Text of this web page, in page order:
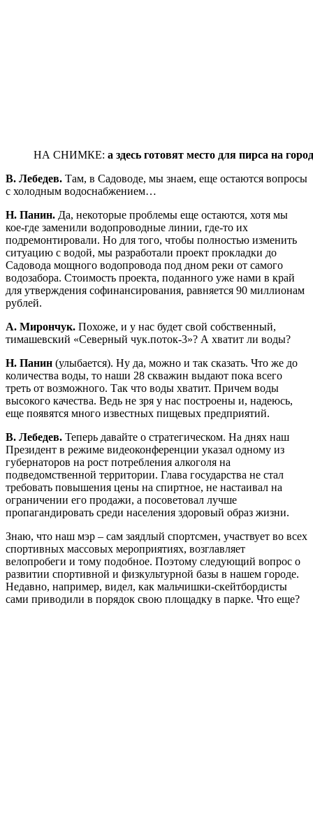
НА СНИМКЕ: а здесь готовят место для пирса на
В. Лебедев. Там, в Садоводе, мы знаем, еще остаются вопросы
с холодным водоснабжением…
Н. Панин. Да, некоторые проблемы еще остаются, хотя мы
кое-где заменили водопроводные линии, где-то их
подремонтировали. Но для того, чтобы полностью изменить
ситуацию с водой, мы разработали проект прокладки до
Садовода мощного водопровода под дном реки от самого
водозабора. Стоимость проекта, поданного уже нами в край
для утверждения софинансирования, равняется 90 миллионам
рублей.
А. Мирончук. Похоже, и у нас будет свой собственный,
тимашевский «Северный чук.поток-3»? А хватит ли воды?
Н. Панин (улыбается). Ну да, можно и так сказать. Что же до
количества воды, то наши 28 скважин выдают пока всего
треть от возможного. Так что воды хватит. Причем воды
высокого качества. Ведь не зря у нас построены и, надеюсь,
еще появятся много известных пищевых предприятий.
В. Лебедев. Теперь давайте о стратегическом. На днях наш
Президент в режиме видеоконференции указал одному из
губернаторов на рост потребления алкоголя на
подведомственной территории. Глава государства не стал
требовать повышения цены на спиртное, не настаивал на
ограничении его продажи, а посоветовал лучше
пропагандировать среди населения здоровый образ жизни.
Знаю, что наш мэр – сам заядлый спортсмен, участвует во всех
спортивных массовых мероприятиях, возглавляет
велопробеги и тому подобное. Поэтому следующий вопрос о
развитии спортивной и физкультурной базы в нашем городе.
Недавно, например, видел, как мальчишки-скейтбордисты
сами приводили в порядок свою площадку в парке. Что еще?